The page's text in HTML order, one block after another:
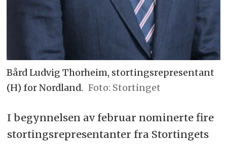
Bård Ludvig Thorheim, stortingsrepresentant
(H) for Nordland.
Stortinget
I begynnelsen av februar nominerte fire
stortingsrepresentanter fra Stortingets